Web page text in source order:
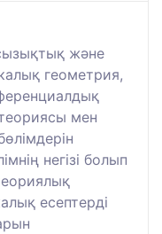
және
геометрия,
мен
негізі болып
есептерді